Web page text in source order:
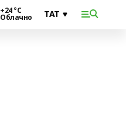
+24 °С
Облачно